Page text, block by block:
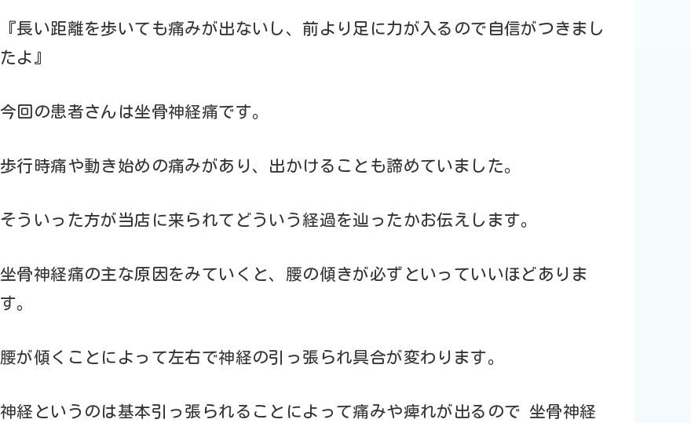
『長い距離を歩いても痛みが出ないし、前より足に力が入るので自信がつきまし
たよ』
今回の患者さんは坐骨神経痛です。
歩行時痛や動き始めの痛みがあり、出かけることも諦めていました。
そういった方が当店に来られてどういう経過を辿ったかお伝えします。
坐骨神経痛の主な原因をみていくと、腰の傾きが必ずといっていいほどありま
す。
腰が傾くことによって左右で神経の引っ張られ具合が変わります。
神経というのは基本引っ張られることによって痛みや痺れが出るので 坐骨神経